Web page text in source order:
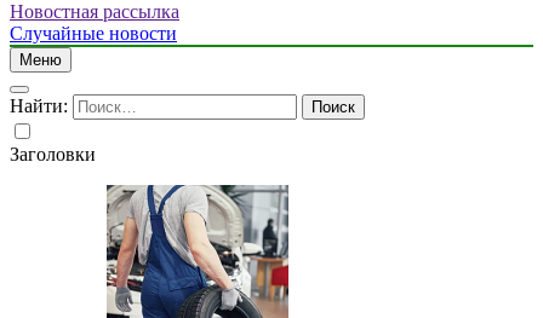
Новостная рассылка
Случайные новости
Меню
Найти:
Заголовки